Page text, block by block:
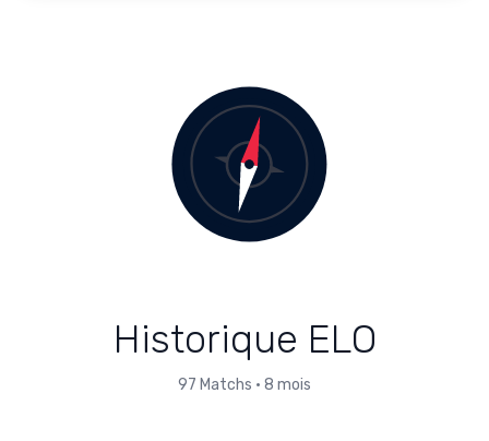
Historique ELO
97 Matchs • 8 mois